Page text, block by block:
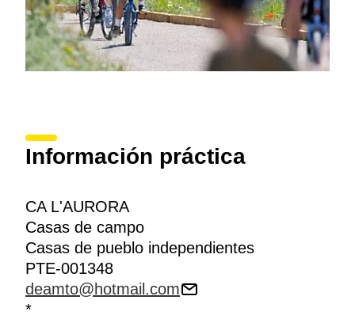
Información práctica
CA L'AURORA
Casas de campo
Casas de pueblo independientes
PTE-001348
deamto@hotmail.com
*